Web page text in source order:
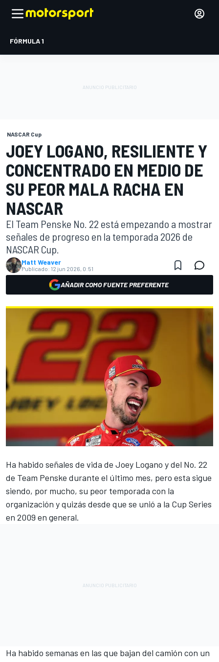
FÓRMULA 1
NASCAR Cup
JOEY LOGANO, RESILIENTE Y
CONCENTRADO EN MEDIO DE
SU PEOR MALA RACHA EN
NASCAR
El Team Penske No. 22 está empezando a mostrar
señales de progreso en la temporada 2026 de
NASCAR Cup.
Matt Weaver
Publicado: 12 jun 2026, 0:51
AÑADIR COMO FUENTE PREFERENTE
Ha habido señales de vida de Joey Logano y del No. 22
de Team Penske durante el último mes, pero esta sigue
siendo, por mucho, su peor temporada con la
organización y quizás desde que se unió a la Cup Series
en 2009 en general.
Ha habido semanas en las que bajan del camión con un